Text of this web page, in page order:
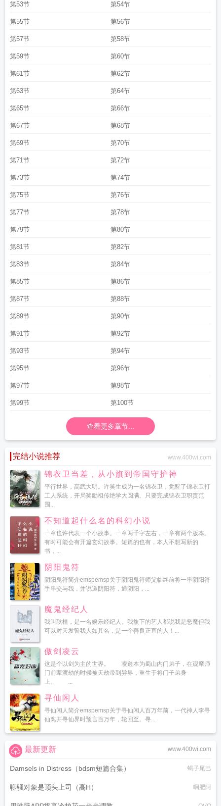
第53节 第54节
第55节 第56节
第57节 第58节
第59节 第60节
第61节 第62节
第63节 第64节
第65节 第66节
第67节 第68节
第69节 第70节
第71节 第72节
第73节 第74节
第75节 第76节
第77节 第78节
第79节 第80节
第81节 第82节
第83节 第84节
第85节 第86节
第87节 第88节
第89节 第90节
第91节 第92节
第93节 第94节
第95节 第96节
第97节 第98节
第99节 第100节
查看更多章节...
完结小说推荐 www.400wi.com
锦衣卫当差，从小旗到帝国守护神
平行世界，高武大明。许笑生成为一名锦衣卫，觉醒了锦衣卫打
工人系统，开局奖励祖传绝学大圆满。只要完成锦衣卫职责范
围...
不知道起什么名的科幻小说
一章也许代表一个小故事。一章两千字左右，一章有两个版本。
有时可能会有开篇玄幻故事。短篇的也有，本人不想写新的
书，...
阴阳鬼符
阴阳鬼符简介emspemsp关于阴阳鬼符师父临终前将一串阴阳符
手串交与我，并说道阴阳符，通阴阳，...
魔鬼经纪人
我叫耿植，是一名娱乐经纪人。我旗下的艺人都说我是恶魔但我
可以对天发誓我人如其名，是一个善良正直的人！...
傲剑凌云
这是个以剑为主的世界。 凌逍本为蜀山内门弟子，在观摩师
门前辈渡劫的时候被天劫带到异界，重生于将门子弟身
上。 ...
寻仙闲人
寻仙闲人简介emspemsp关于寻仙闲人百万年前，一代神人李寻
仙离开寻仙界时预言百万年，轮回至。寻...
www.400wi.com
最新更新
Damsels in Distress（bdsm短篇合集） 蝎子尾巴
聊骚对象是顶头上司（高H） 啊肥阿